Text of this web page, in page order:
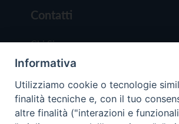
Contatti
Chi Siamo
Redazione
Scrivici
Informativa
Utilizziamo cookie o tecnologie
finalità tecniche e, con il tuo
altre finalità ("interazioni e